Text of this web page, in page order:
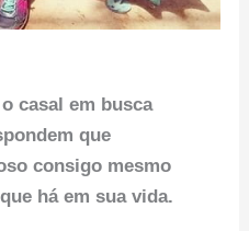
casal em busca
que
consigo mesmo
há em sua vida.